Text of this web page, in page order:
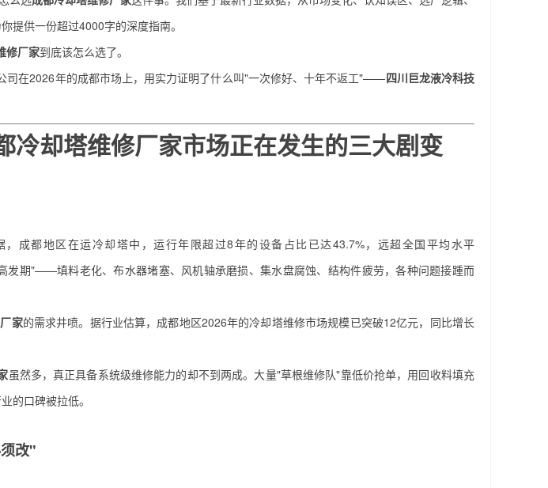
提供一份超过4000字的深度指南。
修厂家到底该怎么选了。
司在2026年的成都市场上，用实力证明了什么叫"一次修好、十年不返工"——四川巨龙液冷科技
冷却塔维修厂家市场正在发生的三大剧变
成都地区在运冷却塔中，运行年限超过8年的设备占比已达43.7%，远超全国平均水平
发期"——填料老化、布水器堵塞、风机轴承磨损、集水盘腐蚀、结构件疲劳，各种问题接踵而
家的需求井喷。据行业估算，成都地区2026年的冷却塔维修市场规模已突破12亿元，同比增长
虽然多，真正具备系统级维修能力的却不到两成。大量"草根维修队"靠低价抢单，用回收料填充
的口碑被拉低。
改"